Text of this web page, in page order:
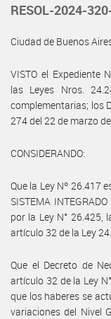
RESOL-2024-
Ciudad de Buenos
VISTO el Expediente
las Leyes Nros.
complementarias; los
274 del 22 de marzo
CONSIDERANDO:
Que la Ley Nº 26.417
SISTEMA
por la Ley N° 26.425,
artículo 32 de la Ley
Que el Decreto de
artículo 32 de la Ley
que los haberes se
variaciones del Nivel